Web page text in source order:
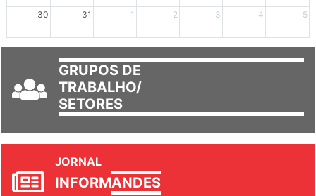
30 31 1 2 3 4 5
GRUPOS DE
TRABALHO/
SETORES
JORNAL
INFORMANDES